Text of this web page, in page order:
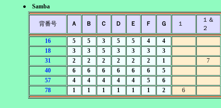
● Samba
背番号 Ａ Ｂ Ｃ Ｄ Ｅ Ｆ Ｇ １
１＆
２
16
5 5 3 5 5 4
4
18
3 3 5 3 3 3
3
31
2 2 2 2 2 2 1
7
40
6 6 6 6 6 6
5
57
4 4 4 4 4 5
6
78
1 1 1 1 1 1 2 6